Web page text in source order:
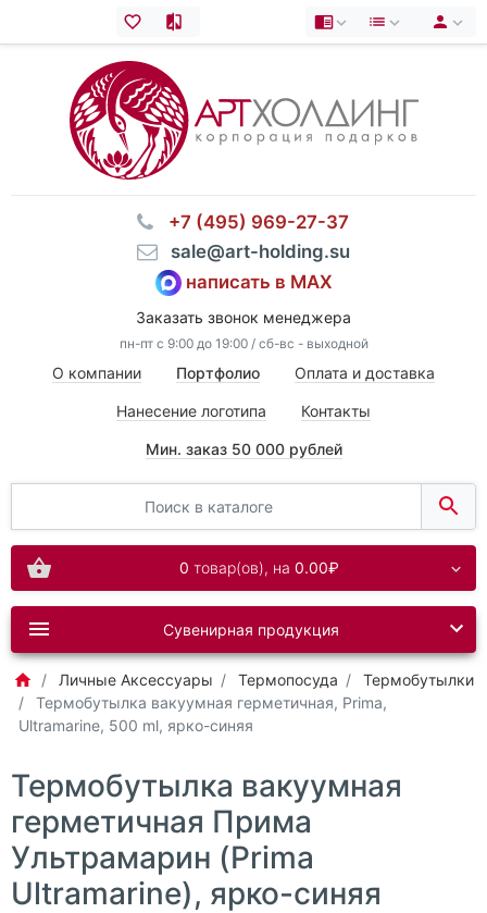
⠀+7 (495) 969-27-37
⠀sale@art-holding.su
написать в MAX
Заказать звонок менеджера
пн-пт с 9:00 до 19:00 / сб-вс - выходной
О компании Портфолио Оплата и доставка
Нанесение логотипа Контакты
Мин. заказ 50 000 рублей
0 товар(ов), на 0.00₽
Сувенирная продукция
Личные Аксессуары Термопосуда
Термобутылки
Термобутылка вакуумная герметичная, Prima,
Ultramarine, 500 ml, ярко-синяя
Термобутылка вакуумная
герметичная Прима
Ультрамарин (Prima
Ultramarine), ярко-синяя